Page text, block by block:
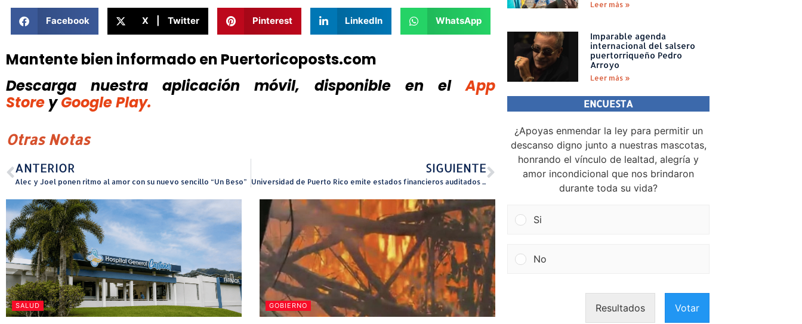
Facebook X | Twitter Pinterest LinkedIn WhatsApp
Mantente bien informado en Puertoricoposts.com
Descarga nuestra aplicación móvil, disponible
en el
App
Store y Google Play.
Otras Notas
ANTERIOR
Alec y Joel ponen ritmo al amor con su nuevo sencillo “Un Beso”
SIGUIENTE
Universidad de Puerto Rico emite estados financieros auditados en tiempo récord y confirma estabilidad fiscal
SALUD GOBIERNO
Leer más »
Imparable agenda
internacional del salsero
puertorriqueño Pedro
Arroyo
Leer más »
ENCUESTA
¿Apoyas enmendar la ley para permitir un
descanso digno junto a nuestras mascotas,
honrando el vínculo de lealtad, alegría y
amor incondicional que nos brindaron
durante toda su vida?
Si
No
Resultados Votar